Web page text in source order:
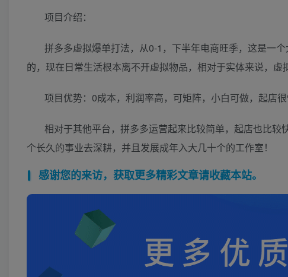
项目介绍：
拼多多虚拟爆单打法，从0-1，下半年电商旺季，这是一
的，现在日常生活根本离不开虚拟物品，相对于实体来说，虚
项目优势：0成本，利润率高，可矩阵，小白可做，起店
相对于其他平台，拼多多运营起来比较简单，起店也比
个长久的事业去深耕，并且发展成年入大几十个的工作室！
感谢您的来访，获取更多精彩文章请收藏本站。